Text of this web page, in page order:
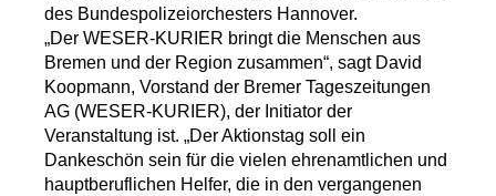
des Bundespolizeiorchesters Hannover.
„Der WESER-KURIER bringt die Menschen aus
Bremen und der Region zusammen“, sagt David
Koopmann, Vorstand der Bremer Tageszeitungen
AG (WESER-KURIER), der Initiator der
Veranstaltung ist. „Der Aktionstag soll ein
Dankeschön sein für die vielen ehrenamtlichen und
hauptberuflichen Helfer, die in den vergangenen